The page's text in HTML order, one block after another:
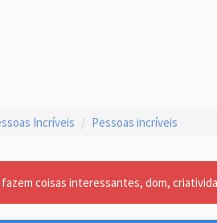
Incríveis Pessoas incríveis
coisas interessantes, dom,